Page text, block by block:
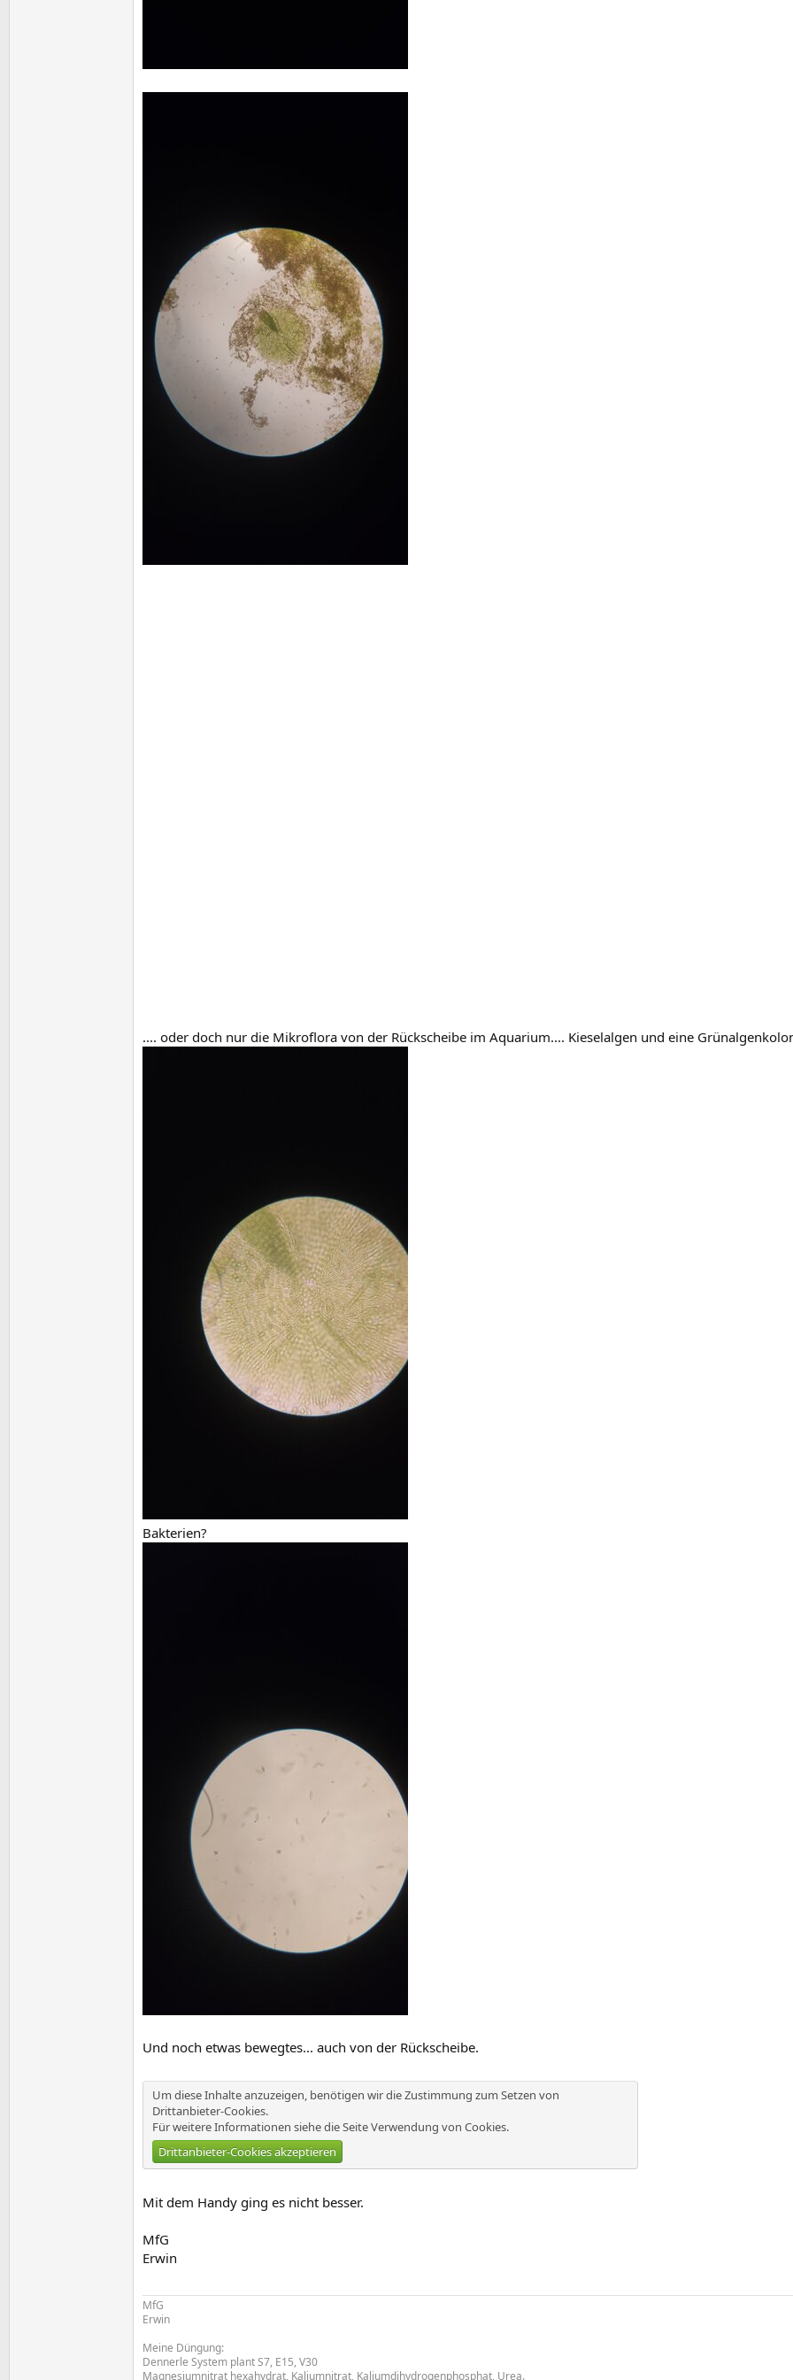
.... oder doch nur die Mikroflora von der Rückscheibe im Aquarium.... Kieselalgen und eine
Bakterien?
Und noch etwas bewegtes... auch von der Rückscheibe.
Um diese Inhalte anzuzeigen, benötigen wir die Zustimmung zum Setzen von
Drittanbieter-Cookies.
Für weitere Informationen siehe die SeiteVerwendung von Cookies.
Drittanbieter-Cookies akzeptieren
Mit dem Handy ging es nicht besser.
MfG
Erwin
MfG
Erwin
Meine Düngung:
Dennerle System plant S7, E15, V30
Magnesiumnitrat hexahydrat, Kaliumnitrat, Kaliumdihydrogenphosphat, Urea.